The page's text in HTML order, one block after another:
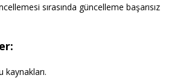
sırasında güncelleme başarısız
kaynakları.